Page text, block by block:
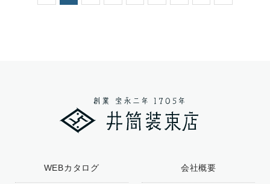
WEBカタログ 会社概要